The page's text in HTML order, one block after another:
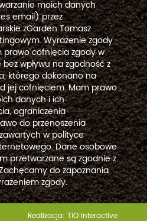
moich danych
email) przez
zGarden Tomasz
Wyrażenie zgody
cofnięcia zgody w
wpływu na zgodność z
którego dokonano na
jej cofnięciem. Mam prawo
danych i ich
ograniczenia
do przenoszenia
w polityce
Dane osobowe
przetwarzane są zgodnie z
do zapoznania
zgody.
Realizacja: TiO interactive